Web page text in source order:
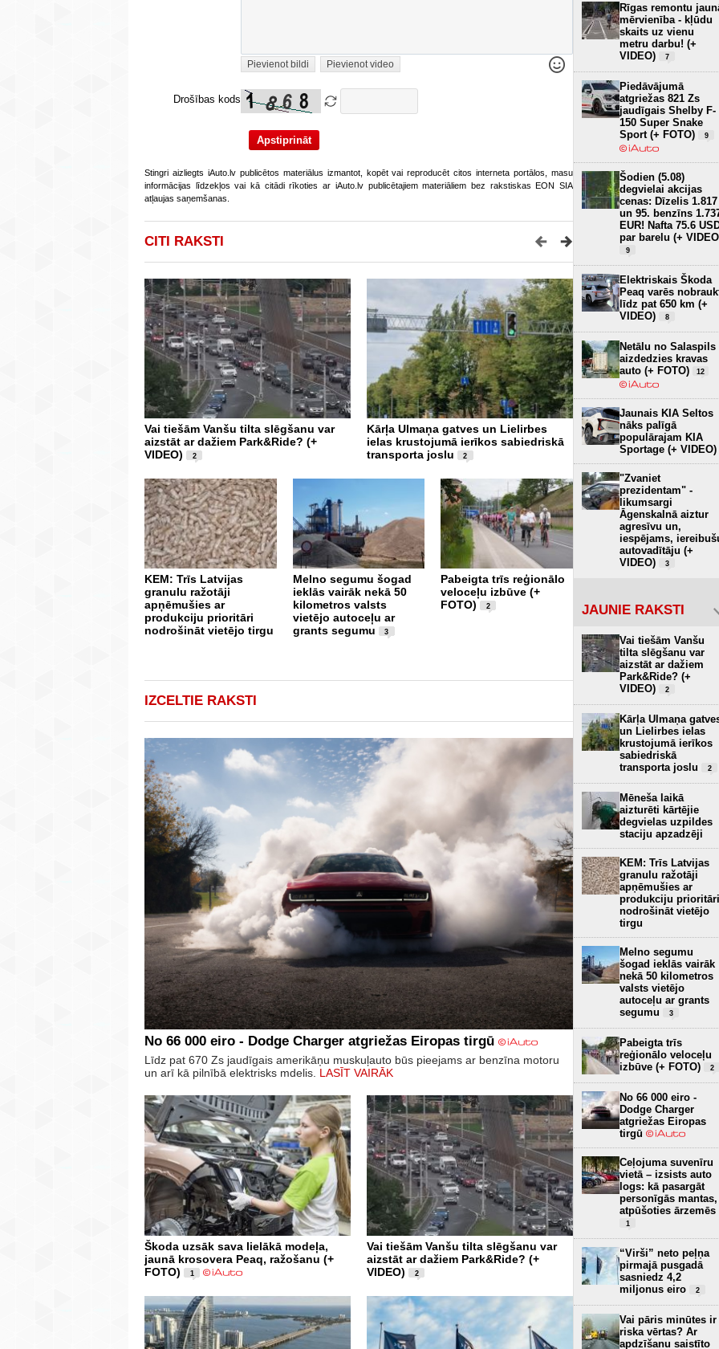
Pievienot bildi Pievienot video
Drošības kods
Stingri aizliegts iAuto.lv publicētos materiālus izmantot, kopēt vai reproducēt citos interneta portālos, masu
informācijas līdzekļos vai kā citādi rīkoties ar iAuto.lv publicētajiem materiāliem bez rakstiskas EON SIA
atļaujas saņemšanas.
CITI RAKSTI
Vai tiešām Vanšu tilta slēgšanu var
aizstāt ar dažiem Park&Ride? (+
VIDEO)
2
Kārļa Ulmaņa gatves un Lielirbes
ielas krustojumā ierīkos sabiedriskā
transporta joslu
2
KEM: Trīs Latvijas
granulu ražotāji
apņēmušies ar
produkciju prioritāri
nodrošināt vietējo tirgu
Melno segumu šogad
ieklās vairāk nekā 50
kilometros valsts
vietējo autoceļu ar
grants segumu
3
Pabeigta trīs reģionālo
veloceļu izbūve (+
FOTO)
2
“Virši” neto peļņa
sasniedz 4,2 miljonus eiro
Jelgavas novadā
braukšanas ātrumu
pārkāpjot par 80 km/h
IZCELTIE RAKSTI
No 66 000 eiro - Dodge Charger atgriežas Eiropas tirgū
Līdz pat 670 Zs jaudīgais amerikāņu muskuļauto būs pieejams ar benzīna motoru
un arī kā pilnībā elektrisks mdelis. LASĪT VAIRĀK
Škoda uzsāk sava lielākā modeļa,
jaunā krosovera Peaq, ražošanu (+
FOTO)
1
Vai tiešām Vanšu tilta slēgšanu var
aizstāt ar dažiem Park&Ride? (+
VIDEO)
2
Rīgas remontu
mērvienība - kļūdu
skaits uz vienu
metru darbu! (+
VIDEO)
7
Piedāvājumā
atgriežas 821 Zs
jaudīgais Shelby F-
150 Super Snake
Sport (+ FOTO)
9
Šodien (5.08)
degvielai akcijas
cenas: Dīzelis 1.817
un 95. benzīns
EUR! Nafta 75.6
par barelu (+
9
Elektriskais Škoda
Peaq varēs
līdz pat 650 km (+
VIDEO)
8
Netālu no Salaspils
aizdedzies kravas
auto (+ FOTO)
12
Jaunais KIA Seltos
nāks palīgā
populārajam KIA
Sportage (+ VIDEO)
"Zvaniet
prezidentam" -
likumsargi
Āgenskalnā aiztur
agresīvu un,
iespējams,
autovadītāju (+
VIDEO)
3
JAUNIE RAKSTI
Vai tiešām Vanšu
tilta slēgšanu var
aizstāt ar dažiem
Park&Ride? (+
VIDEO)
2
Kārļa Ulmaņa
un Lielirbes ielas
krustojumā ierīkos
sabiedriskā
transporta joslu
2
Mēneša laikā
aizturēti kārtējie
degvielas uzpildes
staciju apzadzēji
KEM: Trīs Latvijas
granulu ražotāji
apņēmušies ar
produkciju prioritāri
nodrošināt vietējo
tirgu
Melno segumu
šogad ieklās vairāk
nekā 50 kilometros
valsts vietējo
autoceļu ar grants
segumu
3
Pabeigta trīs
reģionālo veloceļu
izbūve (+ FOTO)
2
No 66 000 eiro -
Dodge Charger
atgriežas Eiropas
tirgū
Ceļojuma suvenīru
vietā – izsists auto
logs: kā pasargāt
personīgās mantas,
atpūšoties ārzemēs
1
“Virši” neto peļņa
pirmajā pusgadā
sasniedz 4,2
miljonus eiro
2
Vai pāris minūtes ir
riska vērtas? Ar
apdzīšanu saistīto